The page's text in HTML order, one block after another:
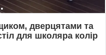
дверцятами та
для школяра колір